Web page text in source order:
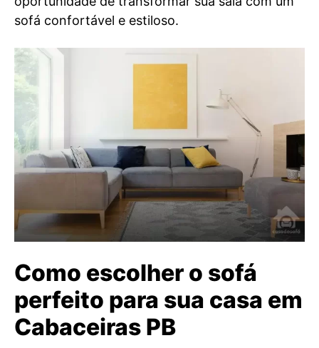
sofá confortável e estiloso.
Como escolher o sofá
perfeito para sua casa em
Cabaceiras PB